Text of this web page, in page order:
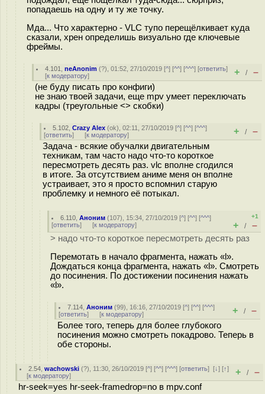
попадаешь на одну и ту же точку.
Мда... Что характерно - VLC тупо перещёлкивает куда
сказали, хрен определишь визуально где ключевые
фреймы.
4.101 ,neAnonim (?), 01:52, 27/10/2019 [^] [^^] [^^^] [ответить]
[к модератору] + / –
(не буду писать про конфиги)
не знаю твоей задачи, еще mpv умеет переключать
кадры (треугольные <> скобки)
5.102 ,Crazy Alex (ok), 02:11, 27/10/2019 [^] [^^] [^^^]
[ответить] [к модератору] + / –
Задача - всякие обучалки двигательным
техникам, там часто надо что-то короткое
пересмотреть десять раз. vlc вполне сгодился
в итоге. За отсутствием аниме меня он вполне
устраивает, это я просто вспомнил старую
проблемку и немного её потыкал.
6.110 ,Аноним (107), 15:34, 27/10/2019 [^] [^^] [^^^]
[ответить] [к модератору]
+1
+ / –
> надо что-то короткое пересмотреть десять раз
Перемотать в начало фрагмента, нажать «l».
Дождаться конца фрагмента, нажать «l». Смотреть
до посинения. По достижении посинения нажать
«l».
7.114 ,Аноним (99), 16:16, 27/10/2019 [^] [^^] [^^^]
[ответить] [к модератору] + / –
Более того, теперь для более глубокого
посинения можно смотреть покадрово. Теперь в
обе стороны.
2.54 ,wachowski (?), 11:30, 26/10/2019 [^] [^^] [^^^] [ответить][↓] [↑]
[к модератору] + / –
hr-seek=yes hr-seek-framedrop=no в mpv.conf